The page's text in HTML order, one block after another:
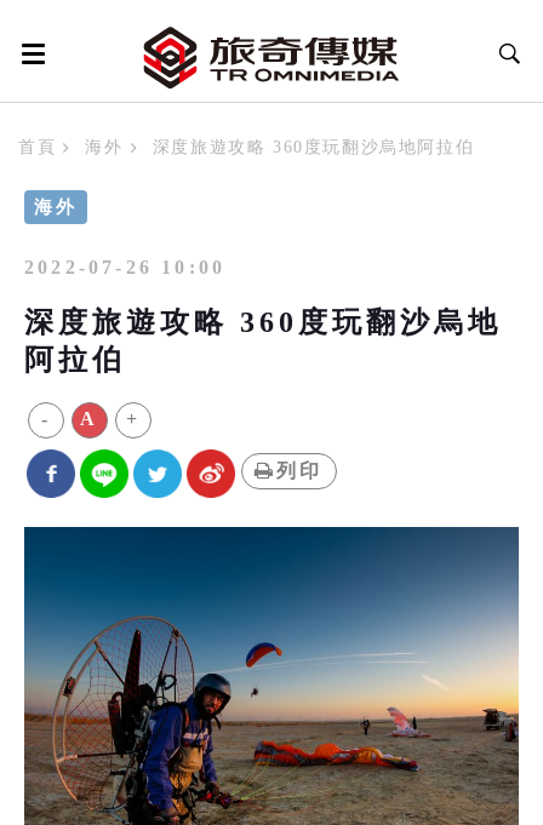
首頁 海外 深度旅遊攻略 360度玩翻沙烏地阿拉伯
海外
2022-07-26 10:00
深度旅遊攻略 360度玩翻沙烏地
阿拉伯
- A +
列印